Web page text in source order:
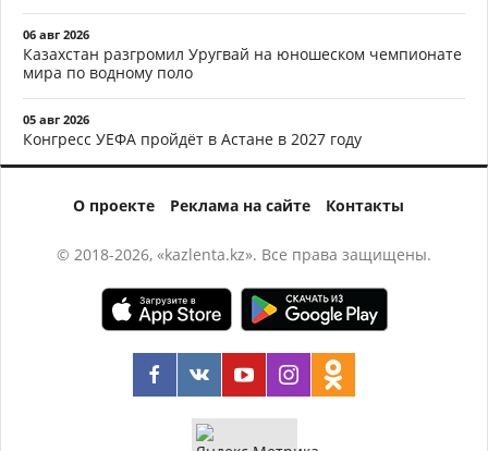
06 авг 2026
Казахстан разгромил Уругвай на юношеском чемпионате
мира по водному поло
05 авг 2026
Конгресс УЕФА пройдёт в Астане в 2027 году
О проекте Реклама на сайте Контакты
© 2018-2026, «kazlenta.kz». Все права защищены.